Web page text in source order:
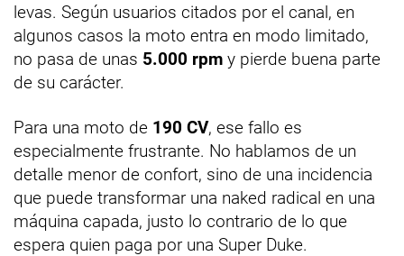
levas. Según usuarios citados por el canal, en
algunos casos la moto entra en modo limitado,
no pasa de unas 5.000 rpm y pierde buena parte
de su carácter.
Para una moto de 190 CV, ese fallo es
especialmente frustrante. No hablamos de un
detalle menor de confort, sino de una incidencia
que puede transformar una naked radical en una
máquina capada, justo lo contrario de lo que
espera quien paga por una Super Duke.